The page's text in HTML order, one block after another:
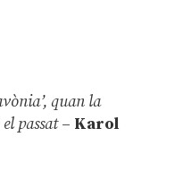
quan la
passat– Karol